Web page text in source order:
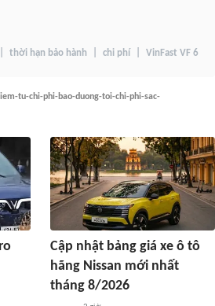
thời hạn bảo hành chi phí VinFast VF 6
tu-chi-phi-bao-duong-toi-chi-phi-sac-
Cập nhật bảng giá xe ô tô
hãng Nissan mới nhất
tháng 8/2026